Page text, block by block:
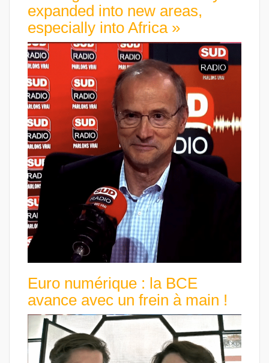
expanded into new areas,
especially into Africa »
Euro numérique : la BCE
avance avec un frein à main !